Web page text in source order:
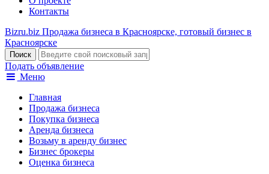
Контакты
Bizru.biz Продажа бизнеса в Красноярске, готовый бизнес в
Красноярске
Подать объявление
Меню
Главная
Продажа бизнеса
Покупка бизнеса
Аренда бизнеса
Возьму в аренду бизнес
Бизнес брокеры
Оценка бизнеса